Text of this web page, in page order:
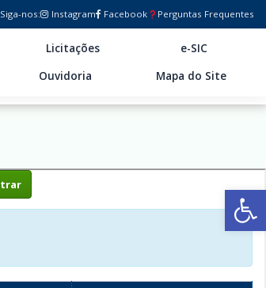
Siga-nos: Instagram Facebook Perguntas Frequentes
Licitações
e-SIC
Ouvidoria Mapa do Site